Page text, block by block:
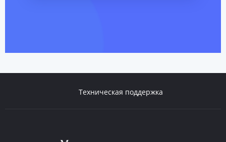
Техническая поддержка